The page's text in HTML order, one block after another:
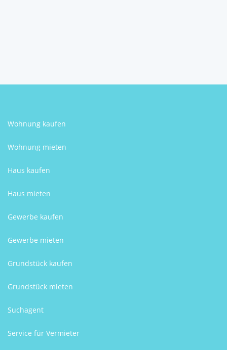
Wohnung kaufen
Wohnung mieten
Haus kaufen
Haus mieten
Gewerbe kaufen
Gewerbe mieten
Grundstück kaufen
Grundstück mieten
Suchagent
Service für Vermieter